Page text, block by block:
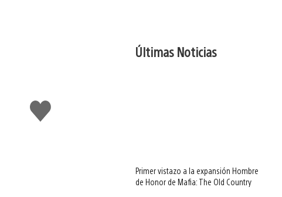
Me
gusta
Últimas Noticias
Primer vistazo a la expansión Hombre
de Honor de Mafia: The Old Country